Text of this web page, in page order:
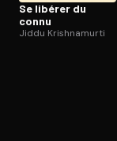
Se libérer du
connu
Jiddu Krishnamurti